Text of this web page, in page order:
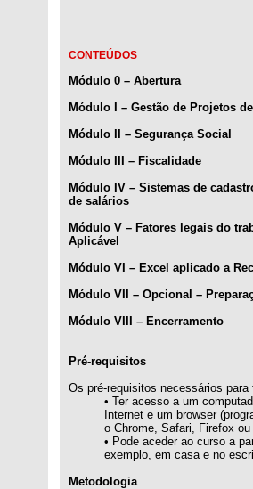
CONTEÚDOS
Módulo 0 – Abertura
Módulo I – Gestão de Projetos
Módulo II – Segurança Social
Módulo III – Fiscalidade
Módulo IV – Sistemas de
de salários
Módulo V – Fatores legais do
Aplicável
Módulo VI – Excel aplicado a
Módulo VII – Opcional –
Módulo VIII – Encerramento
Pré-requisitos
Os pré-requisitos necessários
• Ter acesso a um
Internet e um browser
o Chrome, Safari, Firefox
• Pode aceder ao curso a
exemplo, em casa e no
Metodologia